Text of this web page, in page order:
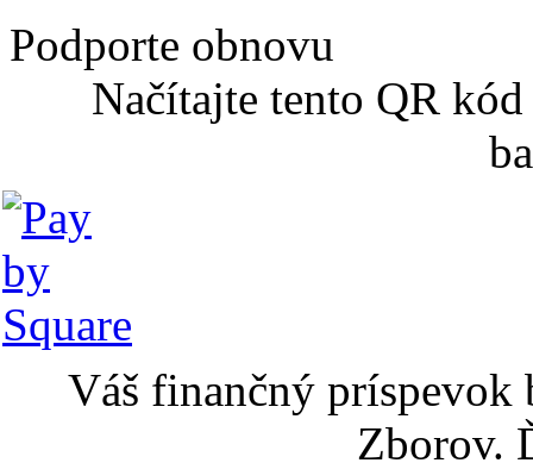
Podporte obnovu
Načítajte tento QR
Váš finančný príspevok
Zborov.